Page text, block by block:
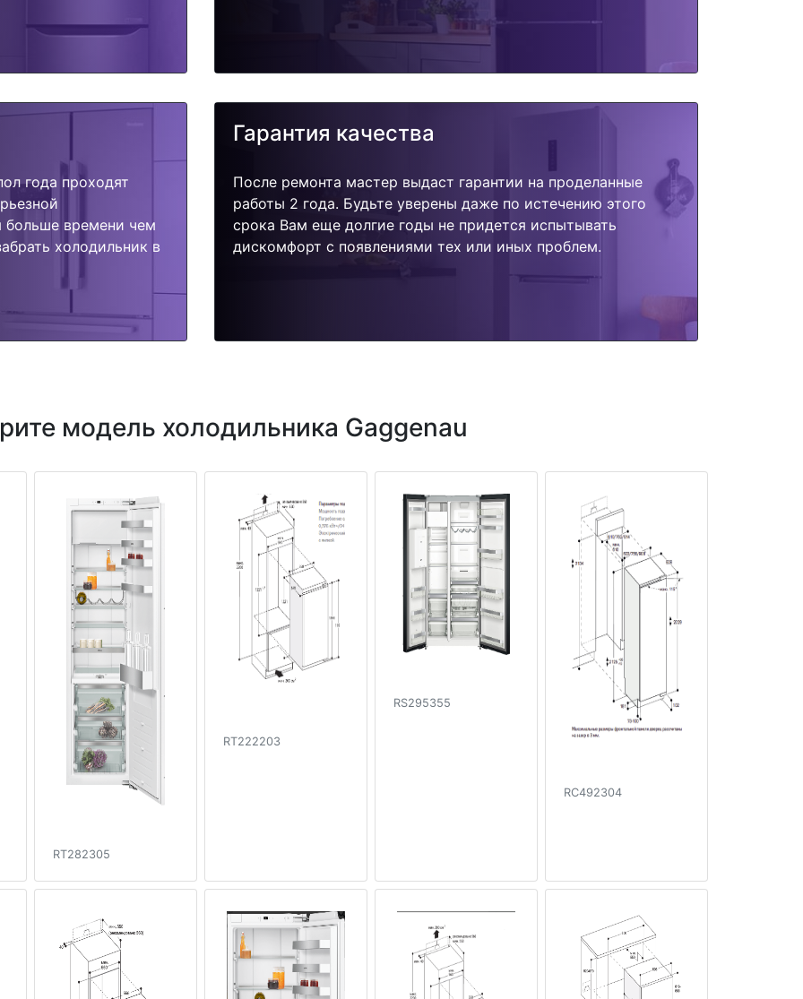
года проходят
больше времени чем
холодильник в
Гарантия качества
После ремонта мастер выдаст гарантии на проделанные
работы 2 года. Будьте уверены даже по истечению этого
срока Вам еще долгие годы не придется испытывать
дискомфорт с появлениями тех или иных проблем.
модель холодильника Gaggenau
RT282305
RT222203
RS295355
RC492304